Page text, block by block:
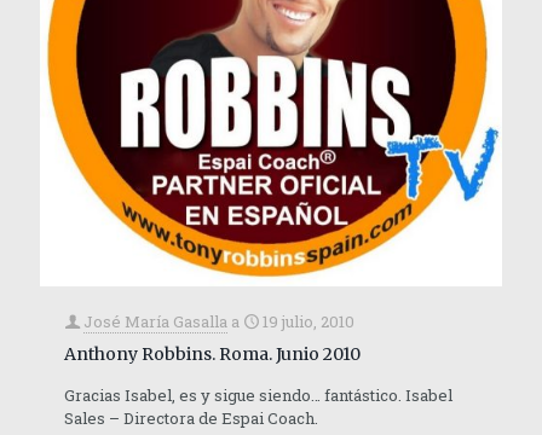
José María Gasalla a
19 julio, 2010
Anthony Robbins. Roma. Junio 2010
Gracias Isabel, es y sigue siendo… fantástico. Isabel
Sales – Directora de Espai Coach.